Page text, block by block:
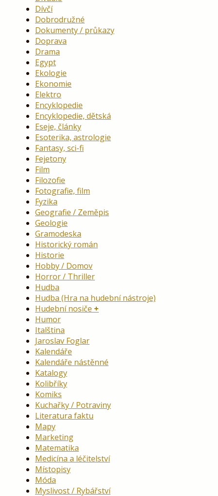
Dívčí
Dobrodružné
Dokumenty / průkazy
Doprava
Drama
Egypt
Ekologie
Ekonomie
Elektro
Encyklopedie
Encyklopedie, dětská
Eseje, články
Esoterika, astrologie
Fantasy, sci-fi
Fejetony
Film
Filozofie
Fotografie, film
Fyzika
Geografie / Zeměpis
Geologie
Gramodeska
Historický román
Historie
Hobby / Domov
Horror / Thriller
Hudba
Hudba (Hra na hudební nástroje)
Hudební nosiče
Humor
Italština
Jaroslav Foglar
Kalendáře
Kalendáře nástěnné
Katalogy
Kolibříky
Komiks
Kuchařky / Potraviny
Literatura faktu
Mapy
Marketing
Matematika
Medicína a léčitelství
Místopisy
Móda
Myslivost / Rybářství